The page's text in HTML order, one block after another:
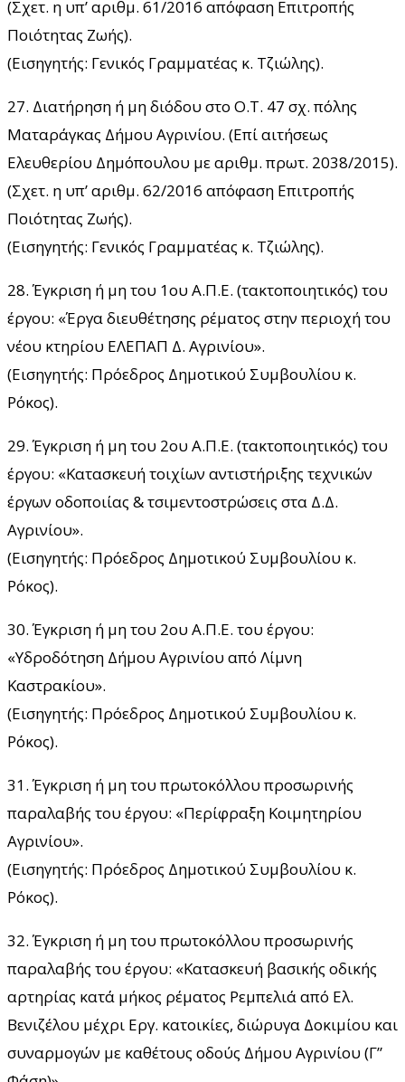
(Σχετ. η υπ’ αριθμ. 61/2016 απόφαση Επιτροπής
Ποιότητας Ζωής).
(Εισηγητής: Γενικός Γραμματέας κ. Τζιώλης).
27. Διατήρηση ή μη διόδου στο Ο.Τ. 47 σχ. πόλης
Ματαράγκας Δήμου Αγρινίου. (Επί αιτήσεως
Ελευθερίου Δημόπουλου με αριθμ. πρωτ. 2038/2015).
(Σχετ. η υπ’ αριθμ. 62/2016 απόφαση Επιτροπής
Ποιότητας Ζωής).
(Εισηγητής: Γενικός Γραμματέας κ. Τζιώλης).
28. Έγκριση ή μη του 1ου Α.Π.Ε. (τακτοποιητικός) του
έργου: «Έργα διευθέτησης ρέματος στην περιοχή του
νέου κτηρίου ΕΛΕΠΑΠ Δ. Αγρινίου».
(Εισηγητής: Πρόεδρος Δημοτικού Συμβουλίου κ.
Ρόκος).
29. Έγκριση ή μη του 2ου Α.Π.Ε. (τακτοποιητικός) του
έργου: «Κατασκευή τοιχίων αντιστήριξης τεχνικών
έργων οδοποιίας & τσιμεντοστρώσεις στα Δ.Δ.
Αγρινίου».
(Εισηγητής: Πρόεδρος Δημοτικού Συμβουλίου κ.
Ρόκος).
30. Έγκριση ή μη του 2ου Α.Π.Ε. του έργου:
«Υδροδότηση Δήμου Αγρινίου από Λίμνη
Καστρακίου».
(Εισηγητής: Πρόεδρος Δημοτικού Συμβουλίου κ.
Ρόκος).
31. Έγκριση ή μη του πρωτοκόλλου προσωρινής
παραλαβής του έργου: «Περίφραξη Κοιμητηρίου
Αγρινίου».
(Εισηγητής: Πρόεδρος Δημοτικού Συμβουλίου κ.
Ρόκος).
32. Έγκριση ή μη του πρωτοκόλλου προσωρινής
παραλαβής του έργου: «Κατασκευή βασικής οδικής
αρτηρίας κατά μήκος ρέματος Ρεμπελιά από Ελ.
Βενιζέλου μέχρι Εργ. κατοικίες, διώρυγα Δοκιμίου και
συναρμογών με καθέτους οδούς Δήμου Αγρινίου (Γ”